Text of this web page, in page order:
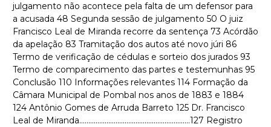
julgamento não acontece pela falta de um defensor para
a acusada 48 Segunda sessão de julgamento 50 O juiz
Francisco Leal de Miranda recorre da sentença 73 Acórdão
da apelação 83 Tramitação dos autos até novo júri 86
Termo de verificação de cédulas e sorteio dos jurados 93
Termo de comparecimento das partes e testemunhas 95
Conclusão 110 Informações relevantes 114 Formação da
Câmara Municipal de Pombal nos anos de 1883 e 1884
124 Antônio Gomes de Arruda Barreto 125 Dr. Francisco
Leal de Miranda.............................................................127 Registro